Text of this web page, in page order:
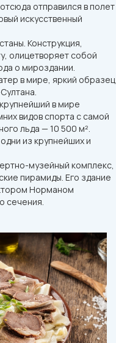
отправился в полет
искусственный
Конструкция,
олицетворяет собой
о мироздании.
в мире, яркий образец
в мире
видов спорта с самой
льда — 10 500 м².
из крупнейших и
музейный комплекс,
пирамиды. Его здание
Норманом
сечения.